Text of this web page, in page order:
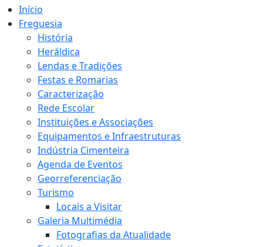
Início
Freguesia
História
Heráldica
Lendas e Tradições
Festas e Romarias
Caracterização
Rede Escolar
Instituições e Associações
Equipamentos e Infraestruturas
Indústria Cimenteira
Agenda de Eventos
Georreferenciação
Turismo
Locais a Visitar
Galeria Multimédia
Fotografias da Atualidade